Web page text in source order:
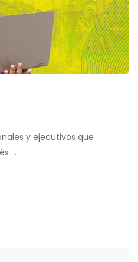
y ejecutivos que
…